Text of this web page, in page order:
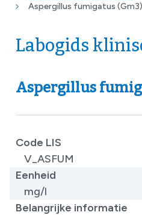
Aspergillus fumigatus (Gm3)
Labogids
Aspergillus
Code LIS
V_ASFUM
Eenheid
mg/l
Belangrijke informatie